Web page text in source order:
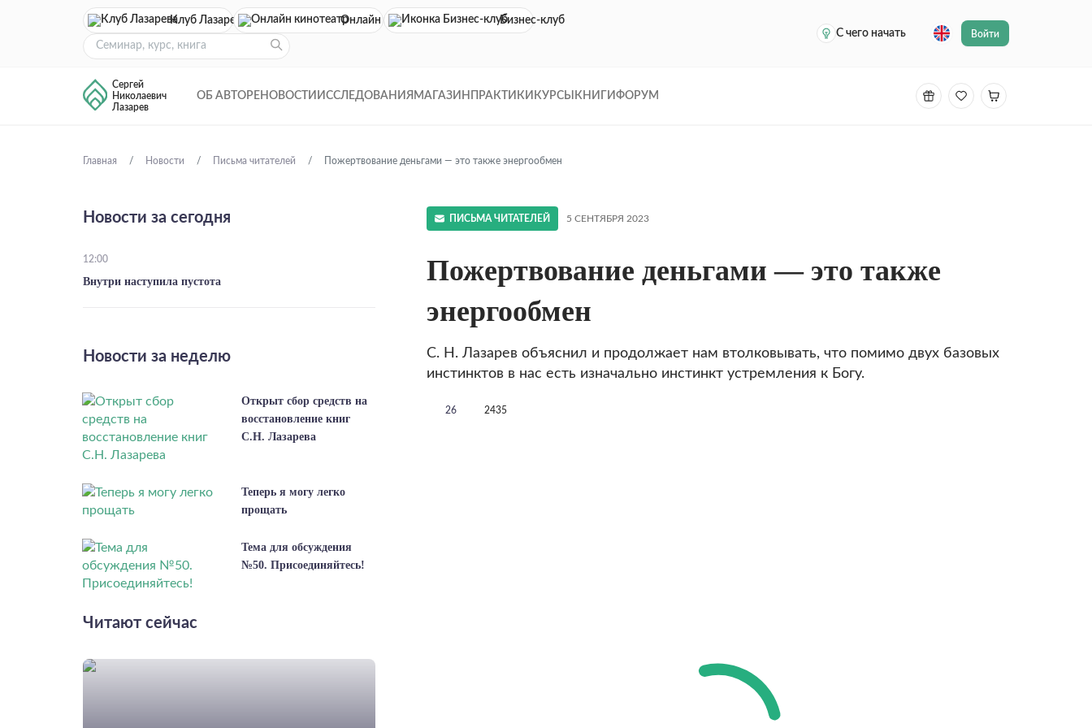
Клуб Лазарева Онлайн кинотеатр
Бизнес-клуб
С чего начать
Войти
Сергей
Николаевич
Лазарев
ОБ АВТОРЕ НОВОСТИ ИССЛЕДОВАНИЯ МАГАЗИН ПРАКТИКИ КУРСЫ КНИГИ ФОРУМ
Главная Новости Письма читателей Пожертвование деньгами — это также энергообмен
ПИСЬМА ЧИТАТЕЛЕЙ 5 СЕНТЯБРЯ 2023
Пожертвование деньгами — это также
энергообмен
С. Н. Лазарев объяснил и продолжает нам втолковывать, что помимо двух базовых
инстинктов в нас есть изначально инстинкт устремления к Богу.
26 2435
Новости за сегодня
12:00
Внутри наступила пустота
Новости за неделю
Открыт сбор средств на
восстановление книг
С.Н. Лазарева
Теперь я могу легко
прощать
Тема для обсуждения
№50. Присоединяйтесь!
Читают сейчас